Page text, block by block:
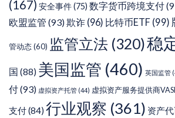
(167) 安全事件(75) 数字货币跨境支付
欧盟监管 (93)欺诈 (96) 比特币ETF (99)
管动态(60) 监管立法 (320)稳
国 (88) 美国监管 (460) 英国监管
付(93) 虚拟资产托管 (44) 虚拟资产服务提供商
支付(84) 行业观察 (361) 资产